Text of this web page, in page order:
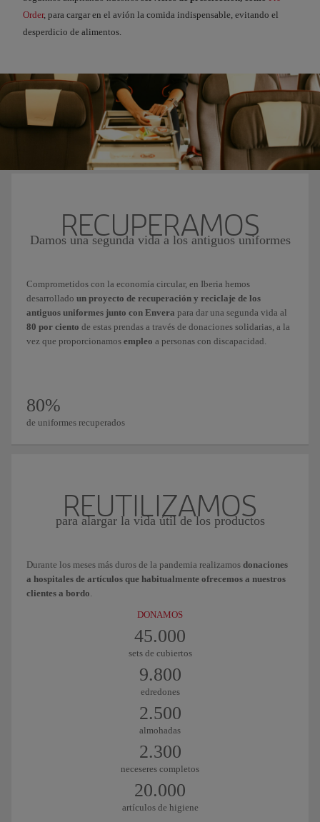
Order, para cargar en el avión la comida indispensable, evitando el
desperdicio de alimentos.
RECUPERAMOS
Damos una segunda vida a los antiguos uniformes
Comprometidos con la economía circular, en Iberia hemos
desarrollado un proyecto de recuperación y reciclaje de los
antiguos uniformes junto con Envera para dar una segunda vida al
80 por ciento de estas prendas a través de donaciones solidarias, a la
vez que proporcionamos empleo a personas con discapacidad.
80%
de uniformes recuperados
REUTILIZAMOS
para alargar la vida útil de los productos
Durante los meses más duros de la pandemia realizamos donaciones
a hospitales de artículos que habitualmente ofrecemos a nuestros
clientes a bordo
DONAMOS
45.000
sets de cubiertos
9.800
edredones
2.500
almohadas
2.300
neceseres completos
20.000
artículos de higiene